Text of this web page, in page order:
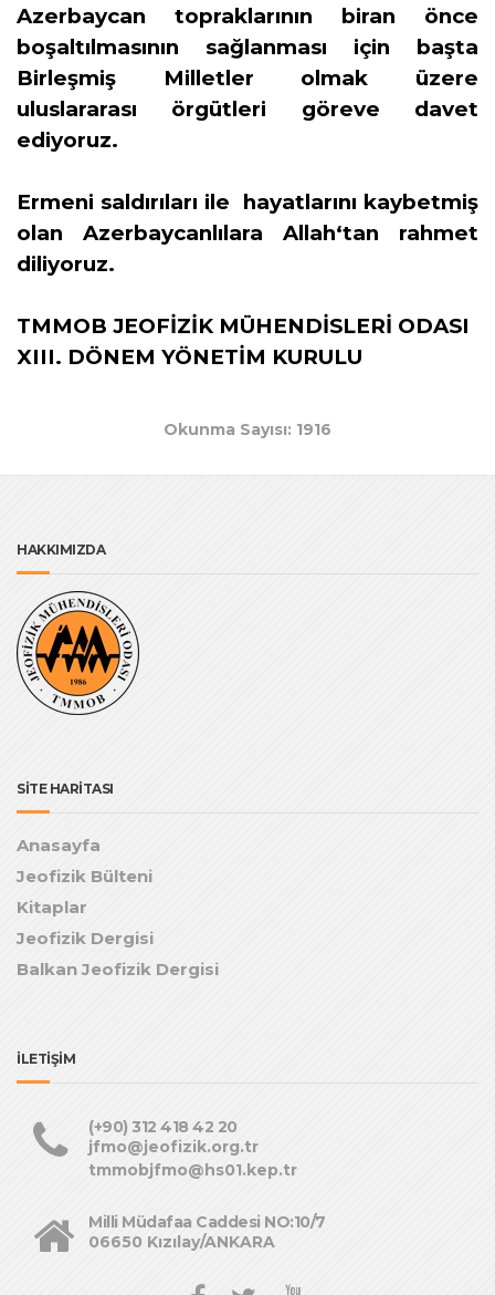
Azerbaycan topraklarının biran önce
boşaltılmasının sağlanması için başta
Birleşmiş Milletler olmak üzere
uluslararası örgütleri göreve davet
ediyoruz.
Ermeni saldırıları ile hayatlarını kaybetmiş
olan Azerbaycanlılara Allah‘tan rahmet
diliyoruz.
TMMOB JEOFİZİK MÜHENDİSLERİ ODASI
XIII. DÖNEM YÖNETİM KURULU
Okunma Sayısı: 1916
HAKKIMIZDA
SİTE HARİTASI
Anasayfa
Jeofizik Bülteni
Kitaplar
Jeofizik Dergisi
Balkan Jeofizik Dergisi
İLETİŞİM
(+90) 312 418 42 20
jfmo@jeofizik.org.tr
tmmobjfmo@hs01.kep.tr
Milli Müdafaa Caddesi NO:10/7
06650 Kızılay/ANKARA